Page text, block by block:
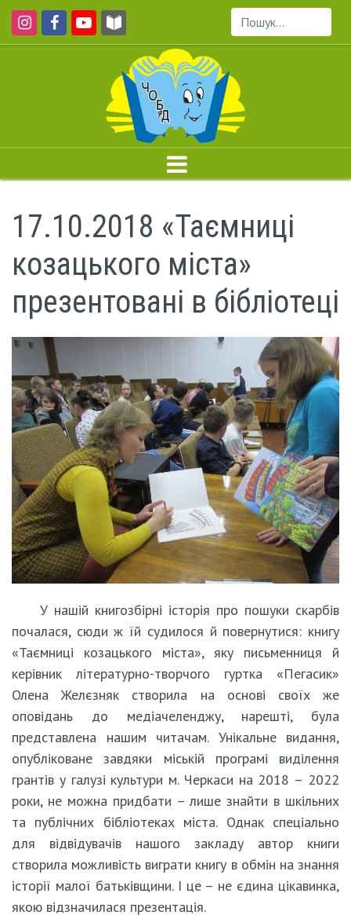
Пошук...
17.10.2018 «Таємниці
козацького міста»
презентовані в бібліотеці
У нашій книгозбірні історія про пошуки скарбів
почалася, сюди ж їй судилося й повернутися: книгу
«Таємниці козацького міста», яку письменниця й
керівник літературно-творчого гуртка «Пегасик»
Олена Желєзняк створила на основі своїх же
оповідань до медіачеленджу, нарешті, була
представлена нашим читачам. Унікальне видання,
опубліковане завдяки міській програмі виділення
грантів у галузі культури м. Черкаси на 2018 – 2022
роки, не можна придбати – лише знайти в шкільних
та публічних бібліотеках міста. Однак спеціально
для відвідувачів нашого закладу автор книги
створила можливість виграти книгу в обмін на знання
історії малої батьківщини. І це – не єдина цікавинка,
якою відзначилася презентація.